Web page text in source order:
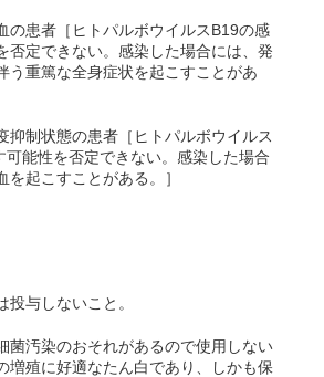
の患者［ヒトパルボウイルスB19の感
否定できない。感染した場合には、発
う重篤な全身症状を起こすことがあ
抑制状態の患者［ヒトパルボウイルス
可能性を否定できない。感染した場合
を起こすことがある。］
与しないこと。
菌汚染のおそれがあるので使用しない
増殖に好適なたん白であり、しかも保